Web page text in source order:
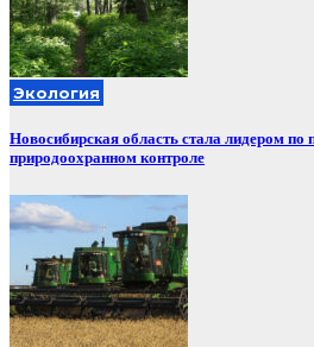
Экология
Новосибирская область стала лидером
природоохранном контроле